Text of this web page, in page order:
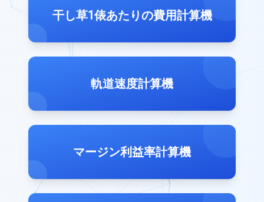
干し草1俵あたりの費用計算機
軌道速度計算機
マージン利益率計算機